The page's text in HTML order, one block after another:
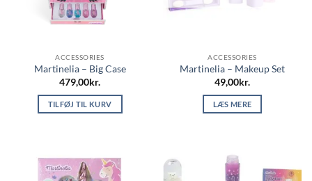
ACCESSORIES
Martinelia – Big Case
479,00kr.
TILFØJ TIL KURV
ACCESSORIES
Martinelia – Makeup Set
49,00kr.
LÆS MERE